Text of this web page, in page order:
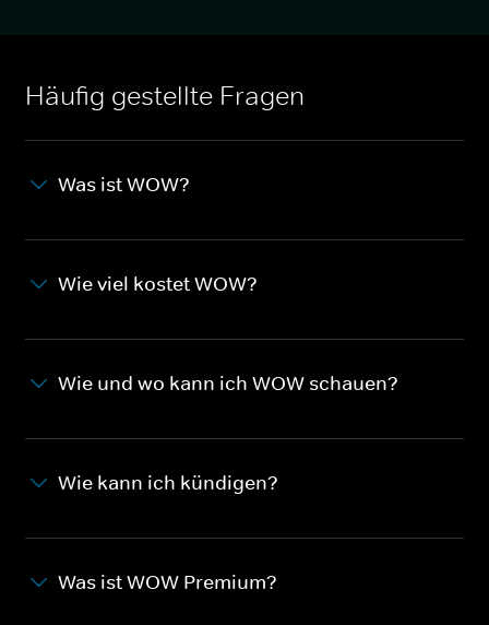
Häufig gestellte Fragen
Was ist WOW?
Wie viel kostet WOW?
Wie und wo kann ich WOW schauen?
Wie kann ich kündigen?
Was ist WOW Premium?